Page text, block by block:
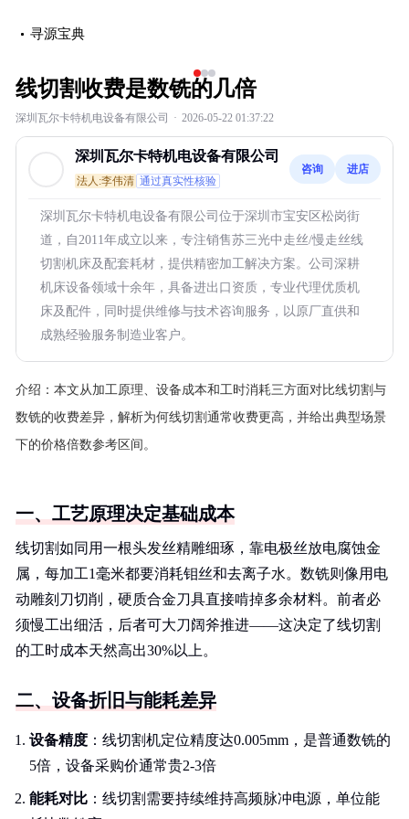
寻源宝典
线切割收费是数铣的几倍
深圳瓦尔卡特机电设备有限公司 · 2026-05-22 01:37:22
深圳瓦尔卡特机电设备有限公司
法人:李伟清 通过真实性核验
咨询 进店
深圳瓦尔卡特机电设备有限公司位于深圳市宝安区松岗街
道，自2011年成立以来，专注销售苏三光中走丝/慢走丝线
切割机床及配套耗材，提供精密加工解决方案。公司深耕
机床设备领域十余年，具备进出口资质，专业代理优质机
床及配件，同时提供维修与技术咨询服务，以原厂直供和
成熟经验服务制造业客户。
介绍： 本文从加工原理、设备成本和工时消耗三方面对比线切割与
数铣的收费差异，解析为何线切割通常收费更高，并给出典型场景
下的价格倍数参考区间。
一、工艺原理决定基础成本
线切割如同用一根头发丝精雕细琢，靠电极丝放电腐蚀金
属，每加工1毫米都要消耗钼丝和去离子水。数铣则像用电
动雕刻刀切削，硬质合金刀具直接啃掉多余材料。前者必
须慢工出细活，后者可大刀阔斧推进——这决定了线切割
的工时成本天然高出30%以上。
二、设备折旧与能耗差异
设备精度 ：线切割机定位精度达0.005mm，是普通数铣的
5倍，设备采购价通常贵2-3倍
能耗对比 ：线切割需要持续维持高频脉冲电源，单位能